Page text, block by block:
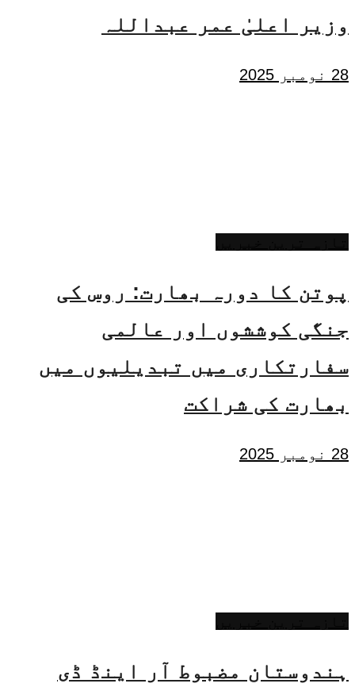
وزیر اعلیٰ عمر عبداللہ
28 نومبر 2025
پوتن کا دورہ بھارت: روس کی
جنگی کوششوں اور عالمی
سفارتکاری میں تبدیلیوں میں
بھارت کی شراکت
28 نومبر 2025
ہندوستان مضبوط آر اینڈ ڈی